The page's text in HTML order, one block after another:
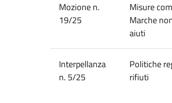
Mozione n.
19/25
Misure
Marche
aiuti
Interpellanza
n. 5/25
Politiche
rifiuti